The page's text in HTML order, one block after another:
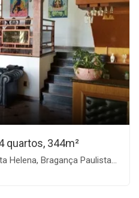
quartos, 344m²
Bragança Paulista-SP